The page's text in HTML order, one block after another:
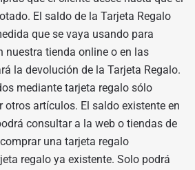
El saldo de la Tarjeta Regalo
que se vaya usando para
nuestra tienda online o en las
la devolución de la Tarjeta Regalo.
mediante tarjeta regalo sólo
otros artículos. El saldo existente en
consultar a la web o tiendas de
una tarjeta regalo
regalo ya existente. Solo podrá